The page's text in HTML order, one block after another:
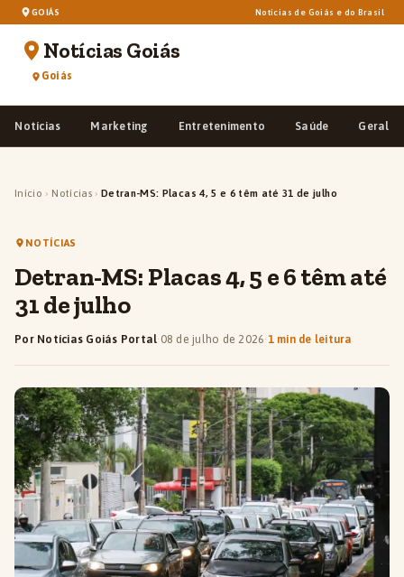
GOIÁS Notícias de Goiás e do Brasil
Notícias Goiás
Goiás
Notícias Marketing Entretenimento Saúde Geral
Início › Notícias › Detran-MS: Placas 4, 5 e 6 têm até 31 de julho
NOTÍCIAS
Detran-MS: Placas 4, 5 e 6 têm até
31 de julho
Por Notícias Goiás Portal· 08 de julho de 2026·1 min de leitura